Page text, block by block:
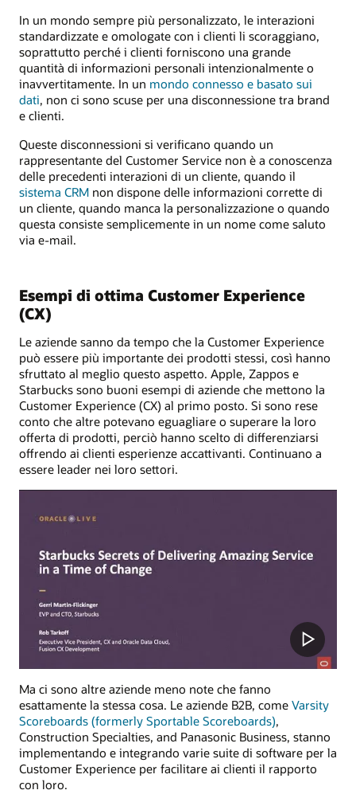
In un mondo sempre più personalizzato, le interazioni
standardizzate e omologate con i clienti li scoraggiano,
soprattutto perché i clienti forniscono una grande
quantità di informazioni personali intenzionalmente o
inavvertitamente. In un mondo connesso e basato sui
dati, non ci sono scuse per una disconnessione tra brand
e clienti.
Queste disconnessioni si verificano quando un
rappresentante del Customer Service non è a conoscenza
delle precedenti interazioni di un cliente, quando il
sistema CRM non dispone delle informazioni corrette di
un cliente, quando manca la personalizzazione o quando
questa consiste semplicemente in un nome come saluto
via e-mail.
Esempi di ottima Customer Experience
(CX)
Le aziende sanno da tempo che la Customer Experience
può essere più importante dei prodotti stessi, così hanno
sfruttato al meglio questo aspetto. Apple, Zappos e
Starbucks sono buoni esempi di aziende che mettono la
Customer Experience (CX) al primo posto. Si sono rese
conto che altre potevano eguagliare o superare la loro
offerta di prodotti, perciò hanno scelto di differenziarsi
offrendo ai clienti esperienze accattivanti. Continuano a
essere leader nei loro settori.
Ma ci sono altre aziende meno note che fanno
esattamente la stessa cosa. Le aziende B2B, come Varsity
Scoreboards (formerly Sportable Scoreboards),
Construction Specialties, and Panasonic Business, stanno
implementando e integrando varie suite di software per la
Customer Experience per facilitare ai clienti il rapporto
con loro.